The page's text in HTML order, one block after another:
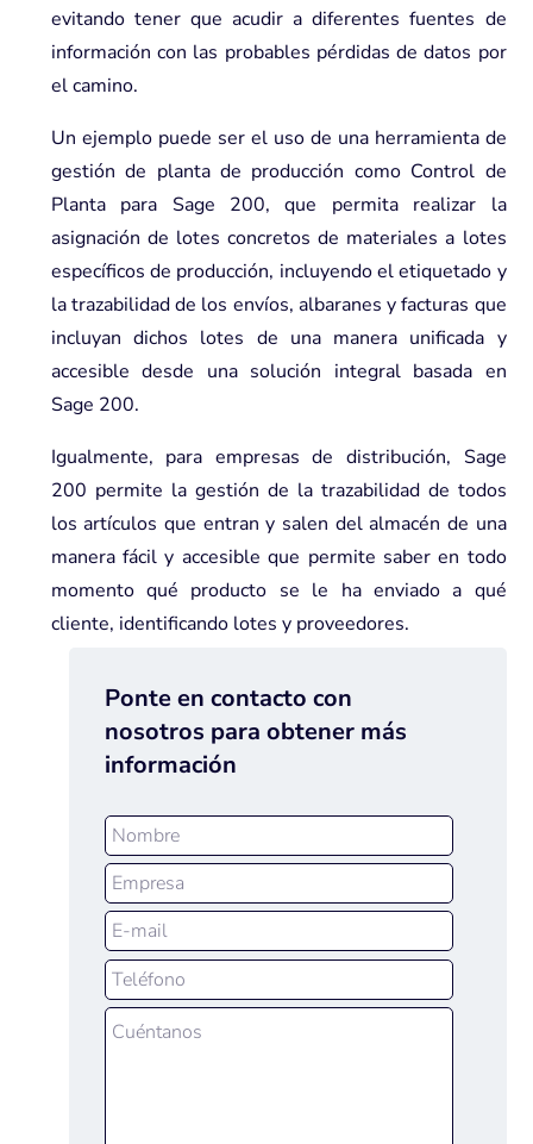
evitando tener que acudir a diferentes fuentes de
información con las probables pérdidas de datos por
el camino.
Un ejemplo puede ser el uso de una herramienta de
gestión de planta de producción como Control de
Plantapara Sage 200, que permita realizar la
asignación de lotes concretos de materiales a lotes
específicos de producción, incluyendo el etiquetado y
la trazabilidad de los envíos, albaranes y facturas que
incluyan dichos lotes de una manera unificada y
accesible desde una solución integral basada en
Sage 200.
Igualmente, para empresas de distribución, Sage
200 permite la gestión de la trazabilidad de todos
los artículos que entran y salen del almacén de una
manera fácil y accesible que permite saber en todo
momento qué producto se le ha enviado a qué
cliente, identificando lotes y proveedores.
Ponte en contacto con
nosotros para obtener más
información